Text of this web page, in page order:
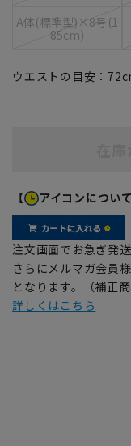
A体(標準型)×8号(1
85cm)
ウエストの目安： 72
【 アイコンについて
注文画面でお急ぎ発
さらにメルマガ会員
となります。（補正
詳しくはこちら